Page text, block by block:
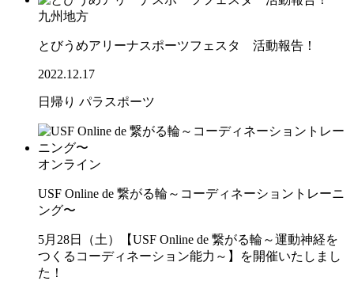
九州地方
とびうめアリーナスポーツフェスタ 活動報告！
2022.12.17
日帰り パラスポーツ
オンライン
USF Online de 繋がる輪～コーディネーショントレーニ
ング〜
5月28日（土）【USF Online de 繋がる輪～運動神経を
つくるコーディネーション能力～】を開催いたしまし
た！